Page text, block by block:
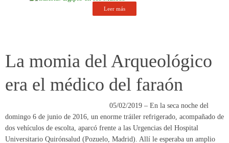
Leer más
La momia del Arqueológico
era el médico del faraón
05/02/2019 – En la seca noche del
domingo 6 de junio de 2016, un enorme tráiler refrigerado, acompañado de
dos vehículos de escolta, aparcó frente a las Urgencias del Hospital
Universitario Quirónsalud (Pozuelo, Madrid). Allí le esperaba un amplio